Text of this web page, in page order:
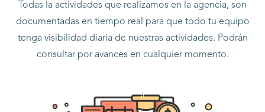
Todas la actividades que realizamos en la agencia, son
documentadas en tiempo real para que todo tu equipo
tenga visibilidad diaria de nuestras actividades. Podrán
consultar por avances en cualquier momento.